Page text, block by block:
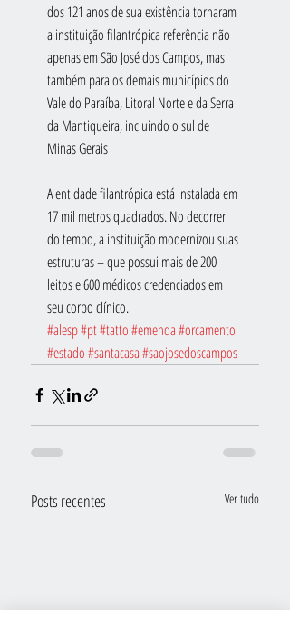
dos 121 anos de sua existência tornaram
a instituição filantrópica referência não
apenas em São José dos Campos, mas
também para os demais municípios do
Vale do Paraíba, Litoral Norte e da Serra
da Mantiqueira, incluindo o sul de
Minas Gerais
A entidade filantrópica está instalada em
17 mil metros quadrados. No decorrer
do tempo, a instituição modernizou suas
estruturas – que possui mais de 200
leitos e 600 médicos credenciados em
seu corpo clínico.
#alesp#pt#tatto#emenda#orcamento
#estado#santacasa#saojosedoscampos
Posts recentes Ver tudo